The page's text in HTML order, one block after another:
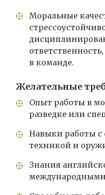
Моральные
в команде.
Желательные
Опыт работы в
разведке или
Навыки работы с
техникой и
Знания